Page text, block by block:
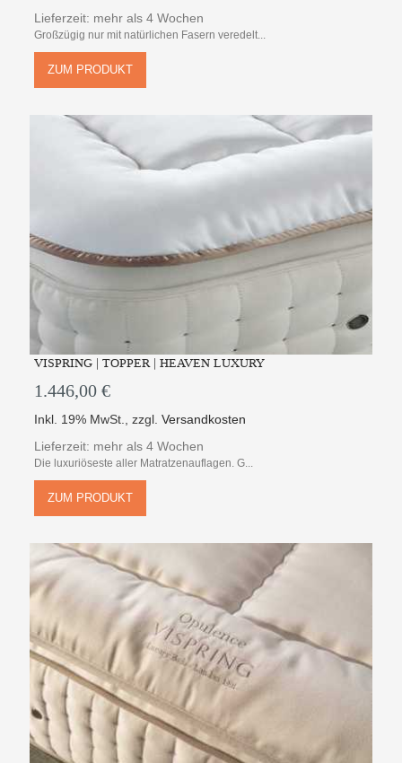
Lieferzeit: mehr als 4 Wochen
Großzügig nur mit natürlichen Fasern veredelt...
ZUM PRODUKT
VISPRING | TOPPER | HEAVEN LUXURY
1.446,00 €
Inkl. 19% MwSt. ,zzgl.Versandkosten
Lieferzeit: mehr als 4 Wochen
Die luxuriöseste aller Matratzenauflagen. G...
ZUM PRODUKT